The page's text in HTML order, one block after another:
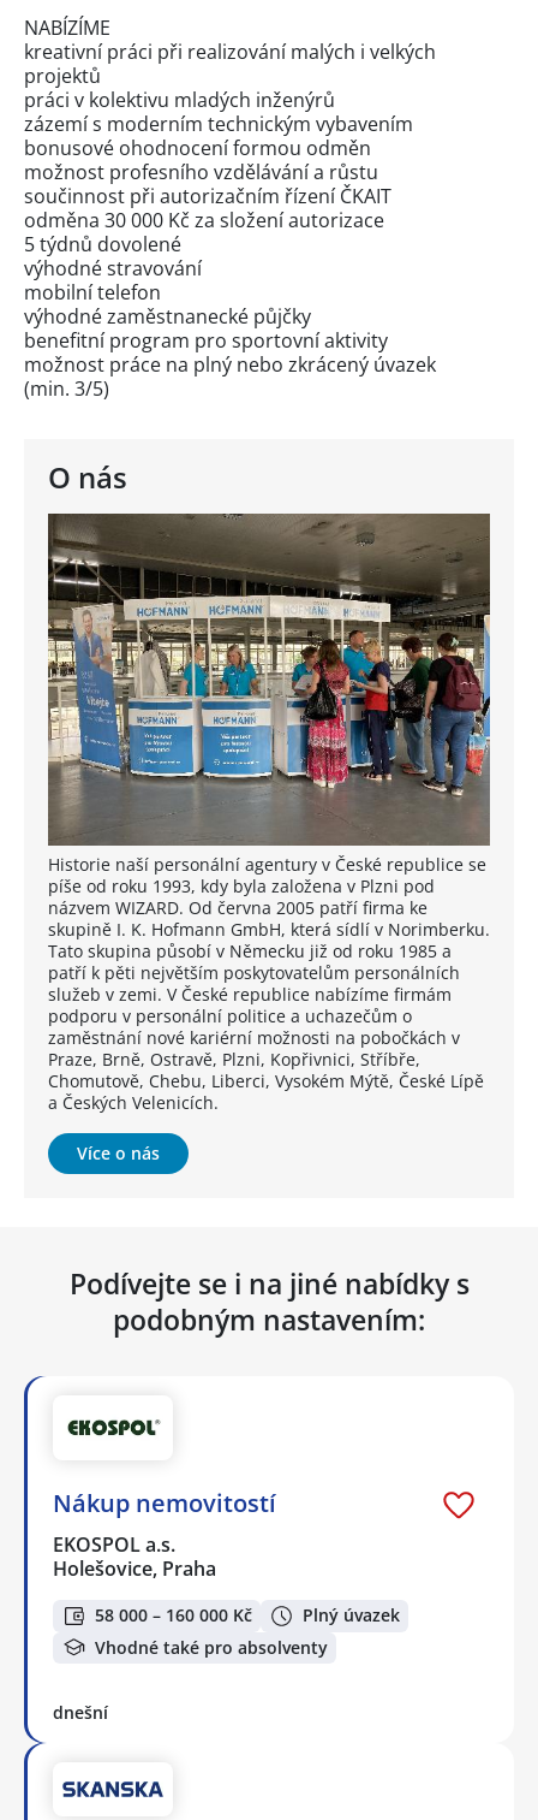
O nás
Historie naší personální agentury v České republice se
píše od roku 1993, kdy byla založena v Plzni pod
názvem WIZARD. Od června 2005 patří firma ke
skupině I. K. Hofmann GmbH, která sídlí v Norimberku.
Tato skupina působí v Německu již od roku 1985 a
patří k pěti největším poskytovatelům personálních
služeb v zemi. V České republice nabízíme firmám
podporu v personální politice a uchazečům o
zaměstnání nové kariérní možnosti na pobočkách v
Praze, Brně, Ostravě, Plzni, Kopřivnici, Stříbře,
Chomutově, Chebu, Liberci, Vysokém Mýtě, České Lípě
a Českých Velenicích.
Více o nás
NABÍZÍME
kreativní práci při realizování malých i velkých
projektů
práci v kolektivu mladých inženýrů
zázemí s moderním technickým vybavením
bonusové ohodnocení formou odměn
možnost profesního vzdělávání a růstu
součinnost při autorizačním řízení ČKAIT
odměna 30 000 Kč za složení autorizace
5 týdnů dovolené
výhodné stravování
mobilní telefon
výhodné zaměstnanecké půjčky
benefitní program pro sportovní aktivity
možnost práce na plný nebo zkrácený úvazek
(min. 3/5)
Podívejte se i na jiné nabídky s
podobným nastavením:
Nákup nemovitostí
EKOSPOL a.s.
Holešovice, Praha
58 000 – 160 000 Kč
Plný úvazek
Vhodné také pro absolventy
dnešní